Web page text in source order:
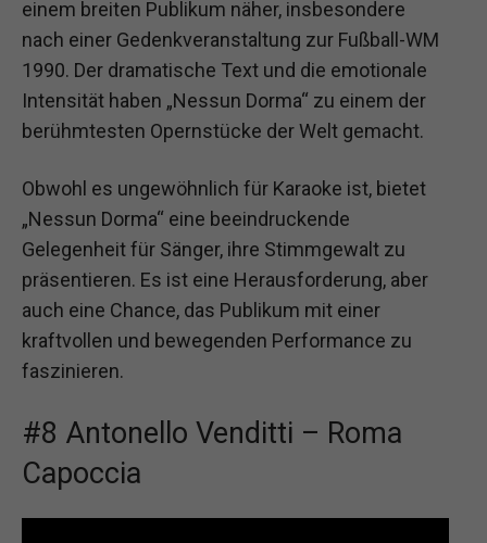
einem breiten Publikum näher, insbesondere
nach einer Gedenkveranstaltung zur Fußball-WM
1990. Der dramatische Text und die emotionale
Intensität haben „Nessun Dorma“ zu einem der
berühmtesten Opernstücke der Welt gemacht.
Obwohl es ungewöhnlich für Karaoke ist, bietet
„Nessun Dorma“ eine beeindruckende
Gelegenheit für Sänger, ihre Stimmgewalt zu
präsentieren. Es ist eine Herausforderung, aber
auch eine Chance, das Publikum mit einer
kraftvollen und bewegenden Performance zu
faszinieren.
#8 Antonello Venditti – Roma
Capoccia